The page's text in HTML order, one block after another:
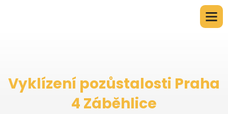
Vyklízení pozůstalosti Praha
4 Záběhlice